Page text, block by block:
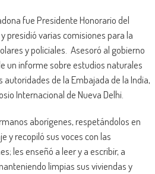
fue Presidente Honorario del
presidió varias comisiones para la
y policiales. Asesoró al gobierno
un informe sobre estudios naturales
autoridades de la Embajada de la India,
Internacional de Nueva Delhi.
aborígenes, respetándolos en
y recopiló sus voces con las
les enseñó a leer y a escribir, a
limpias sus viviendas y